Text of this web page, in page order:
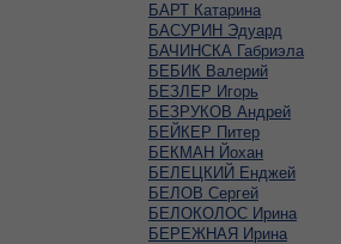
БАРТ Катарина
БАСУРИН Эдуард
БАЧИНСКА Габриэла
БЕБИК Валерий
БЕЗЛЕР Игорь
БЕЗРУКОВ Андрей
БЕЙКЕР Питер
БЕКМАН Йохан
БЕЛЕЦКИЙ Енджей
БЕЛОВ Сергей
БЕЛОКОЛОС Ирина
БЕРЕЖНАЯ Ирина